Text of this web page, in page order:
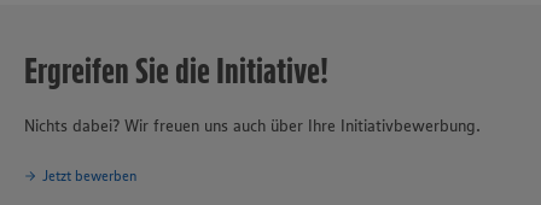
Ergreifen Sie die Initiative!
Nichts dabei? Wir freuen uns auch über Ihre Initiativbewerbung.
Jetzt bewerben